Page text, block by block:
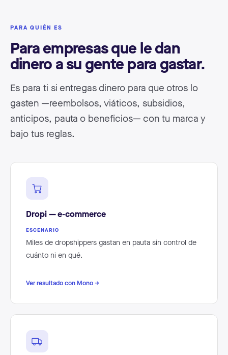
PARA QUIÉN ES
Para empresas que le dan
dinero a su gente para gastar.
Es para ti si entregas dinero para que otros lo
gasten —reembolsos, viáticos, subsidios,
anticipos, pauta o beneficios— con tu marca y
bajo tus reglas.
Dropi — e-commerce
ESCENARIO
Miles de dropshippers gastan en pauta sin control de
cuánto ni en qué.
Ver resultado con Mono →